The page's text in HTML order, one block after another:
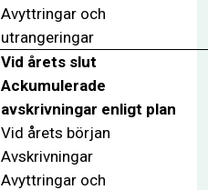
Avyttringar och
utrangeringar
Vid årets slut
Ackumulerade
avskrivningar enligt plan
Vid årets början
Avskrivningar
Avyttringar och